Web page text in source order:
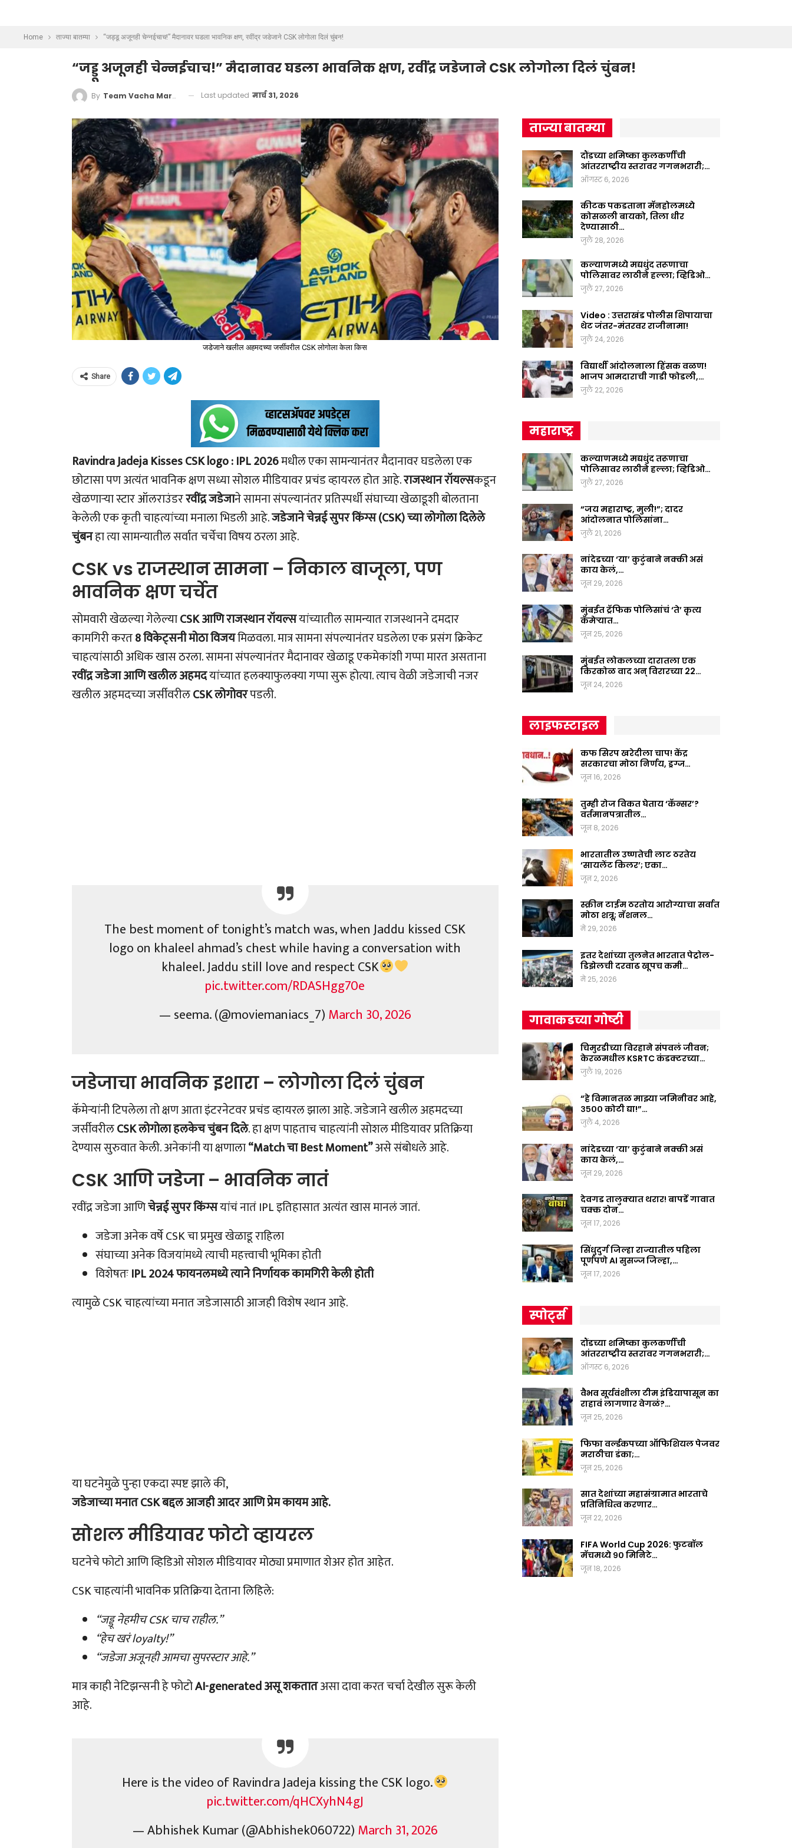
Home ताज्या बातम्या “जड्डू अजूनही चेन्नईचाच!” मैदानावर घडला भावनिक क्षण, रवींद्र जडेजाने CSK लोगोला दिलं चुंबन!
“जड्डू अजूनही चेन्नईचाच!” मैदानावर घडला भावनिक क्षण, रवींद्र जडेजाने CSK लोगोला दिलं चुंबन!
By Team Vacha Marathi Last updated मार्च 31, 2026
जडेजाने खलील अहमदच्या जर्सीवरील CSK लोगोला केला किस
Share
Ravindra Jadeja Kisses CSK logo :IPL 2026मधील एका सामन्यानंतर मैदानावर घडलेला एक
छोटासा पण अत्यंत भावनिक क्षण सध्या सोशल मीडियावर प्रचंड व्हायरल होत आहे.राजस्थान रॉयल्सकडून
खेळणाऱ्या स्टार ऑलराउंडररवींद्र जडेजाने सामना संपल्यानंतर प्रतिस्पर्धी संघाच्या खेळाडूशी बोलताना
केलेली एक कृती चाहत्यांच्या मनाला भिडली आहे.जडेजाने चेन्नई सुपर किंग्स (CSK) च्या लोगोला दिलेले
चुंबनहा त्या सामन्यातील सर्वात चर्चेचा विषय ठरला आहे.
CSK vs राजस्थान सामना – निकाल बाजूला, पण
भावनिक क्षण चर्चेत
सोमवारी खेळल्या गेलेल्याCSK आणि राजस्थान रॉयल्सयांच्यातील सामन्यात राजस्थानने दमदार
कामगिरी करत8 विकेट्सनी मोठा विजयमिळवला. मात्र सामना संपल्यानंतर घडलेला एक प्रसंग क्रिकेट
चाहत्यांसाठी अधिक खास ठरला. सामना संपल्यानंतर मैदानावर खेळाडू एकमेकांशी गप्पा मारत असताना
रवींद्र जडेजा आणि खलील अहमदयांच्यात हलक्याफुलक्या गप्पा सुरू होत्या. त्याच वेळी जडेजाची नजर
खलील अहमदच्या जर्सीवरीलCSK लोगोवरपडली.
The best moment of tonight’s match was, when Jaddu kissed CSK
logo on khaleel ahmad’s chest while having a conversation with
khaleel. Jaddu still love and respect CSK
pic.twitter.com/RDASHgg70e
— seema. (@moviemaniacs_7)March 30, 2026
जडेजाचा भावनिक इशारा – लोगोला दिलं चुंबन
कॅमेऱ्यांनी टिपलेला तो क्षण आता इंटरनेटवर प्रचंड व्हायरल झाला आहे. जडेजाने खलील अहमदच्या
जर्सीवरीलCSK लोगोला हलकेच चुंबन दिले. हा क्षण पाहताच चाहत्यांनी सोशल मीडियावर प्रतिक्रिया
देण्यास सुरुवात केली. अनेकांनी या क्षणाला“Match चा Best Moment”असे संबोधले आहे.
CSK आणि जडेजा – भावनिक नातं
रवींद्र जडेजा आणिचेन्नई सुपर किंग्सयांचं नातं IPL इतिहासात अत्यंत खास मानलं जातं.
जडेजा अनेक वर्षे CSK चा प्रमुख खेळाडू राहिला
संघाच्या अनेक विजयांमध्ये त्याची महत्त्वाची भूमिका होती
विशेषतःIPL 2024 फायनलमध्ये त्याने निर्णायक कामगिरी केली होती
त्यामुळे CSK चाहत्यांच्या मनात जडेजासाठी आजही विशेष स्थान आहे.
या घटनेमुळे पुन्हा एकदा स्पष्ट झाले की,
जडेजाच्या मनात CSK बद्दल आजही आदर आणि प्रेम कायम आहे.
सोशल मीडियावर फोटो व्हायरल
घटनेचे फोटो आणि व्हिडिओ सोशल मीडियावर मोठ्या प्रमाणात शेअर होत आहेत.
CSK चाहत्यांनी भावनिक प्रतिक्रिया देताना लिहिले:
“जड्डू नेहमीच CSK चाच राहील.”
“हेच खरं loyalty!”
“जडेजा अजूनही आमचा सुपरस्टार आहे.”
मात्र काही नेटिझन्सनी हे फोटोAI-generated असू शकतातअसा दावा करत चर्चा देखील सुरू केली
आहे.
Here is the video of Ravindra Jadeja kissing the CSK logo.
pic.twitter.com/qHCXyhN4gJ
— Abhishek Kumar (@Abhishek060722)March 31, 2026
ताज्या बातम्या
दौंडच्या शमिष्का कुलकर्णीची
आंतरराष्ट्रीय स्तरावर गगनभरारी;…
ऑगस्ट 6, 2026
कीटक पकडताना मॅनहोलमध्ये
कोसळली बायको, तिला धीर
देण्यासाठी…
जुलै 28, 2026
कल्याणमध्ये मद्यधुंद तरूणाचा
पोलिसावर लाठीने हल्ला; व्हिडिओ…
जुलै 27, 2026
Video : उत्तराखंड पोलीस शिपायाचा
थेट जंतर-मंतरवर राजीनामा!
जुलै 24, 2026
विद्यार्थी आंदोलनाला हिंसक वळण!
भाजप आमदाराची गाडी फोडली,…
जुलै 22, 2026
महाराष्ट्र
कल्याणमध्ये मद्यधुंद तरूणाचा
पोलिसावर लाठीने हल्ला; व्हिडिओ…
जुलै 27, 2026
“जय महाराष्ट्र, मुली!”; दादर
आंदोलनात पोलिसांना…
जुलै 21, 2026
नांदेडच्या ‘या’ कुटुंबाने नक्की असं
काय केलं,…
जून 29, 2026
मुंबईत ट्रॅफिक पोलिसांचं ‘ते’ कृत्य
कॅमेऱ्यात…
जून 25, 2026
मुंबईत लोकलच्या दारातला एक
किरकोळ वाद अन् विरारच्या 22…
जून 24, 2026
लाइफस्टाइल
कफ सिरप खरेदीला चाप! केंद्र
सरकारचा मोठा निर्णय, ड्रग्ज…
जून 16, 2026
तुम्ही रोज विकत घेताय ‘कॅन्सर’?
वर्तमानपत्रातील…
जून 8, 2026
भारतातील उष्णतेची लाट ठरतेय
‘सायलेंट किलर’; एका…
जून 2, 2026
स्क्रीन टाईम ठरतोय आरोग्याचा सर्वात
मोठा शत्रू; नॅशनल…
मे 29, 2026
इतर देशांच्या तुलनेत भारतात पेट्रोल-
डिझेलची दरवाढ खूपच कमी…
मे 25, 2026
गावाकडच्या गोष्टी
चिमुरडीच्या विरहाने संपवलं जीवन;
केरळमधील KSRTC कंडक्टरच्या…
जुलै 19, 2026
“हे विमानतळ माझ्या जमिनीवर आहे,
३५०० कोटी द्या!”…
जुलै 4, 2026
नांदेडच्या ‘या’ कुटुंबाने नक्की असं
काय केलं,…
जून 29, 2026
देवगड तालुक्यात थरार! बापर्डे गावात
चक्क दोन…
जून 17, 2026
सिंधुदुर्ग जिल्हा राज्यातील पहिला
पूर्णपणे AI सुसज्ज जिल्हा,…
जून 17, 2026
स्पोर्ट्स
दौंडच्या शमिष्का कुलकर्णीची
आंतरराष्ट्रीय स्तरावर गगनभरारी;…
ऑगस्ट 6, 2026
वैभव सूर्यवंशीला टीम इंडियापासून का
राहावं लागणार वेगळं?…
जून 25, 2026
फिफा वर्ल्डकपच्या ऑफिशियल पेजवर
मराठीचा डंका;…
जून 25, 2026
सात देशांच्या महासंग्रामात भारताचे
प्रतिनिधित्व करणार…
जून 22, 2026
FIFA World Cup 2026: फुटबॉल
मॅचमध्ये ९० मिनिटे…
जून 18, 2026